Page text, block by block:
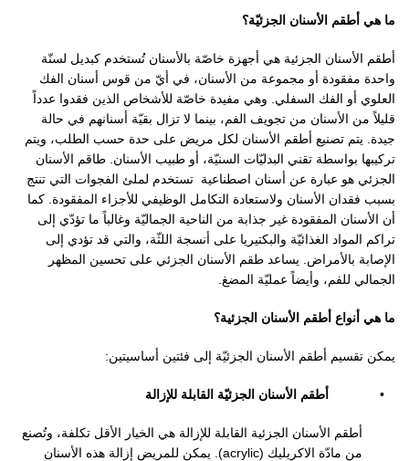
ما هي أطقم الأسنان الجزئيّة؟
أطقم الأسنان الجزئية هي أجهزة خاصّة بالأسنان تُستخدم كبديل لسنّة
واحدة مفقودة أو مجموعة من الأسنان، في أيّ من قوس أسنان الفك
العلوي أو الفك السفلي. وهي مفيدة خاصّة للأشخاص الذين فقدوا عدداً
قليلاً من الأسنان من تجويف الفم، بينما لا تزال بقيّة أسنانهم في حالة
جيدة. يتم تصنيع أطقم الأسنان لكل مريض على حدة حسب الطلب، ويتم
تركيبها بواسطة تقني البدليّات السنيّة، أو طبيب الأسنان. طاقم الأسنان
الجزئي هو عبارة عن أسنان اصطناعية تستخدم لملئ الفجوات التي تنتج
بسبب فقدان الأسنان ولاستعادة التكامل الوظيفي للأجزاء المفقودة. كما
أن الأسنان المفقودة غير جذابة من الناحية الجماليّة وغالباً ما تؤدّي إلى
تراكم المواد الغذائيّة والبكتيريا على أنسجة اللثّة، والتي قد تؤدي إلى
الإصابة بالأمراض. يساعد طقم الأسنان الجزئي على تحسين المظهر
الجمالي للفم، وأيضاً عمليّة المضغ.
ما هي أنواع أطقم الأسنان الجزئية؟
يمكن تقسيم أطقم الأسنان الجزئيّة إلى فئتين أساسيتين:
• أطقم الأسنان الجزئيّة القابلة للإزالة
أطقم الأسنان الجزئية القابلة للإزالة هي الخيار الأقل تكلفة، وتُصنع
من مادّة الاكريليك (acrylic
) . يمكن للمريض إزالة هذه الأسنان